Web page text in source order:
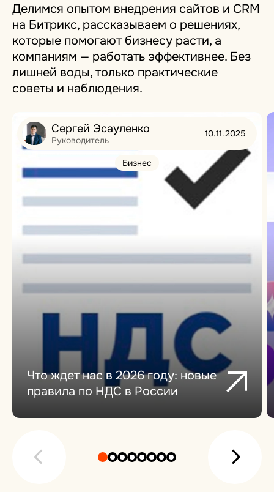
Делимся опытом внедрения сайтов и CRM
на Битрикс, рассказываем о решениях,
которые помогают бизнесу расти, а
компаниям — работать эффективнее. Без
лишней воды, только практические
советы и наблюдения.
Сергей Эсауленко
Руководитель
10.11.2025
Бизнес
Что ждет нас в 2026 году: новые
правила по НДС в России